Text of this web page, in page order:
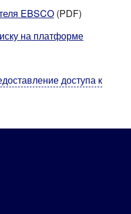
EBSCO (PDF)
на платформе
доступа к